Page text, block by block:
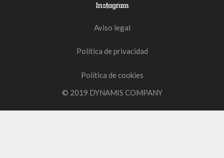
Instagram
Aviso legal
Política de privacidad
Política de cookies
© 2019 DYNAMIS COMPANY